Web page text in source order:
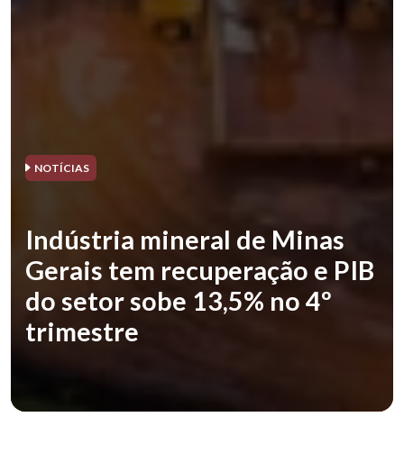
NOTÍCIAS
Indústria mineral de Minas
Gerais tem recuperação e PIB
do setor sobe 13,5% no 4º
trimestre